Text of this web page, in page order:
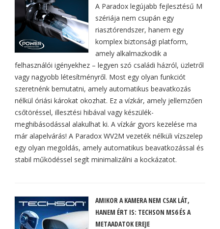
A Paradox legújabb fejlesztésű M
szériája nem csupán egy
riasztórendszer, hanem egy
komplex biztonsági platform,
amely alkalmazkodik a
felhasználói igényekhez – legyen szó családi házról, üzletről
vagy nagyobb létesítményről. Most egy olyan funkciót
szeretnénk bemutatni, amely automatikus beavatkozás
nélkül óriási károkat okozhat. Ez a vízkár, amely jellemzően
csőtöréssel, illesztési hibával vagy készülék-
meghibásodással alakulhat ki. A vízkár gyors kezelése ma
már alapelvárás! A Paradox WV2M vezeték nélküli vízszelep
egy olyan megoldás, amely automatikus beavatkozással és
stabil működéssel segít minimalizálni a kockázatot.
AMIKOR A KAMERA NEM CSAK LÁT,
HANEM ÉRT IS: TECHSON MS6 ÉS A
METAADATOK EREJE